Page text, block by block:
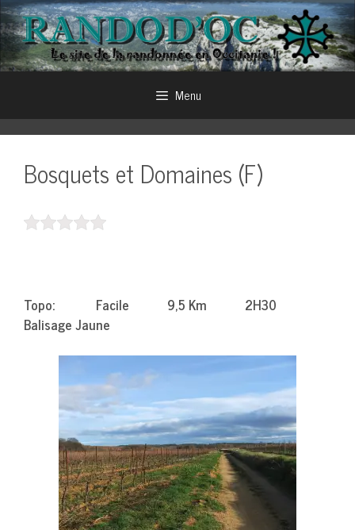
Aller
au
contenu
Menu
Bosquets et Domaines (F)
Topo: Facile 9,5 Km 2H30
Balisage Jaune